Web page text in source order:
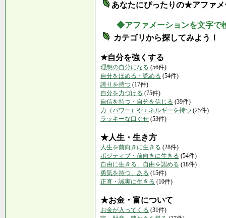
あなたにぴったりの★アファ
◆アファメーションを文字で
カテゴリから探してみよう！
★自分を強くする
理想の自分になる (56件)
自分をほめる・認める (54件)
誇りを持つ (17件)
自分を力づける (75件)
自信を持つ・自分を信じる (39件)
力（パワー）やエネルギーを持つ (25件)
ラッキーな口ぐせ (53件)
★人生・生き方
人生を前向きに生きる (28件)
ポジティブ・前向きに生きる (54件)
自由に生きる、自由を認める (18件)
勇気を持つ、ある (15件)
正直・誠実に生きる (10件)
★お金・富について
お金が入ってくる (31件)